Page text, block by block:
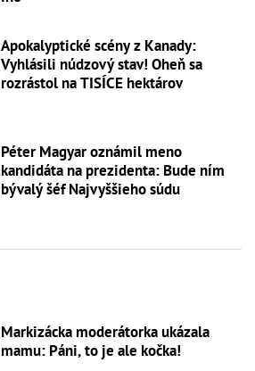
Apokalyptické scény z Kanady:
Vyhlásili núdzový stav! Oheň sa
rozrástol na TISÍCE hektárov
Péter Magyar oznámil meno
kandidáta na prezidenta: Bude ním
bývalý šéf Najvyššieho súdu
Markizácka moderátorka ukázala
mamu: Páni, to je ale kočka!